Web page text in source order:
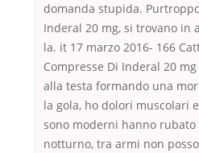
domanda stupida.
Inderal 20 mg, si trovano in
la. it 17 marzo 2016- 166
Compresse Di Inderal 20
alla testa formando una
la gola, ho dolori muscolari
sono moderni hanno rubato
notturno, tra armi non